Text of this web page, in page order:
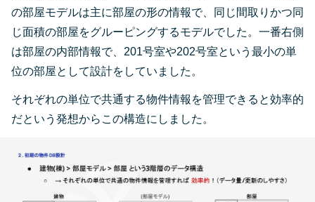
の部屋モデルは主に部屋の形の情報で、同じ間取りかつ同
じ面積の部屋をグルーピングするモデルでした。一番右側
は部屋の内部情報で、201号室や202号室という最小の単
位の部屋として設計をしていました。
それぞれの単位で共通する物件情報を管理できると効率的
だという発想からこの構造にしました。